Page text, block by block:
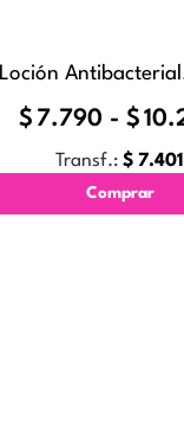
Loción
$ 7.790 - $
Transf.: $ 7.401
Comprar